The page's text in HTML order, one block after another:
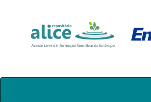
Skip